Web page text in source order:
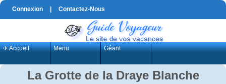
Connexion Contactez-Nous
✈ Accueil Menu Géant
La Grotte de la Draye Blanche